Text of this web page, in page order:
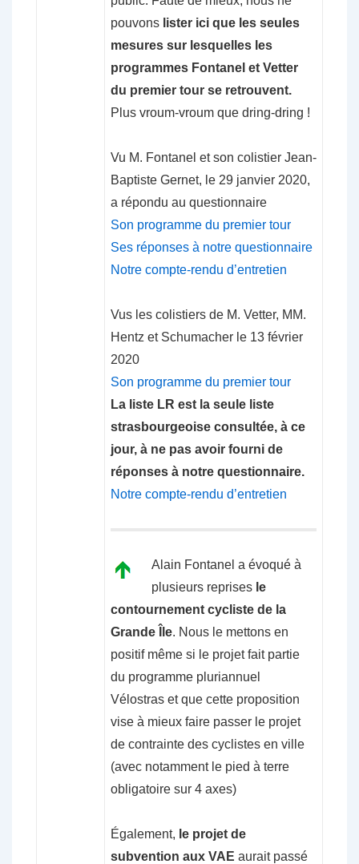
pouvons lister ici que les seules
mesures sur lesquelles les
programmes Fontanel et Vetter
du premier tour se retrouvent.
Plus vroum-vroum que dring-dring !
Vu M. Fontanel et son colistier Jean-
Baptiste Gernet, le 29 janvier 2020,
a répondu au questionnaire
Son programme du premier tour
Ses réponses à notre questionnaire
Notre compte-rendu d’entretien
Vus les colistiers de M. Vetter, MM.
Hentz et Schumacher le 13 février
2020
Son programme du premier tour
La liste LR est la seule liste
strasbourgeoise consultée, à ce
jour, à ne pas avoir fourni de
réponses à notre questionnaire.
Notre compte-rendu d’entretien
Alain Fontanel a évoqué à
plusieurs reprises le
contournement cycliste de la
Grande Île. Nous le mettons en
positif même si le projet fait partie
du programme pluriannuel
Vélostras et que cette proposition
vise à mieux faire passer le projet
de contrainte des cyclistes en ville
(avec notamment le pied à terre
obligatoire sur 4 axes)
Également, le projet de
subvention aux VAE aurait passé